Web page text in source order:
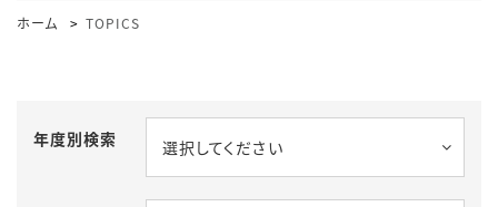
ホーム TOPICS
年度別検索 選択してください